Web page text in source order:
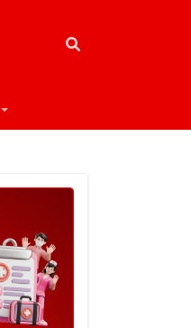
Toggle Dropdown